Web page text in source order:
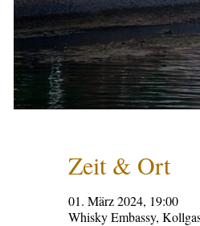
Zeit & Ort
01. März 2024, 19:00
Whisky Embassy,